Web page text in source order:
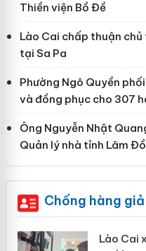
Thiền viện Bồ Đề
Lào Cai chấp thuận
tại Sa Pa
Phường Ngô Quyền
và đồng phục cho 307
Ông Nguyễn Nhật
Quản lý nhà tỉnh Lâm
Chống hàng giả
Lào Cai